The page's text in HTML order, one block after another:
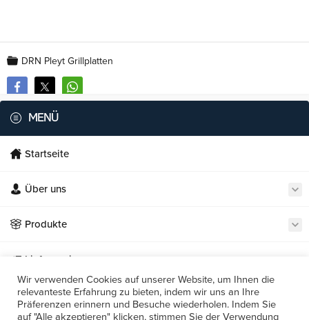
DRN Pleyt Grillplatten
MENÜ
Startseite
Über uns
Produkte
Lieferservice
Unsere Restaurants
Cevap Yaz
Wir verwenden Cookies auf unserer Website, um Ihnen die
relevanteste Erfahrung zu bieten, indem wir uns an Ihre
Präferenzen erinnern und Besuche wiederholen. Indem Sie
auf "Alle akzeptieren" klicken, stimmen Sie der Verwendung